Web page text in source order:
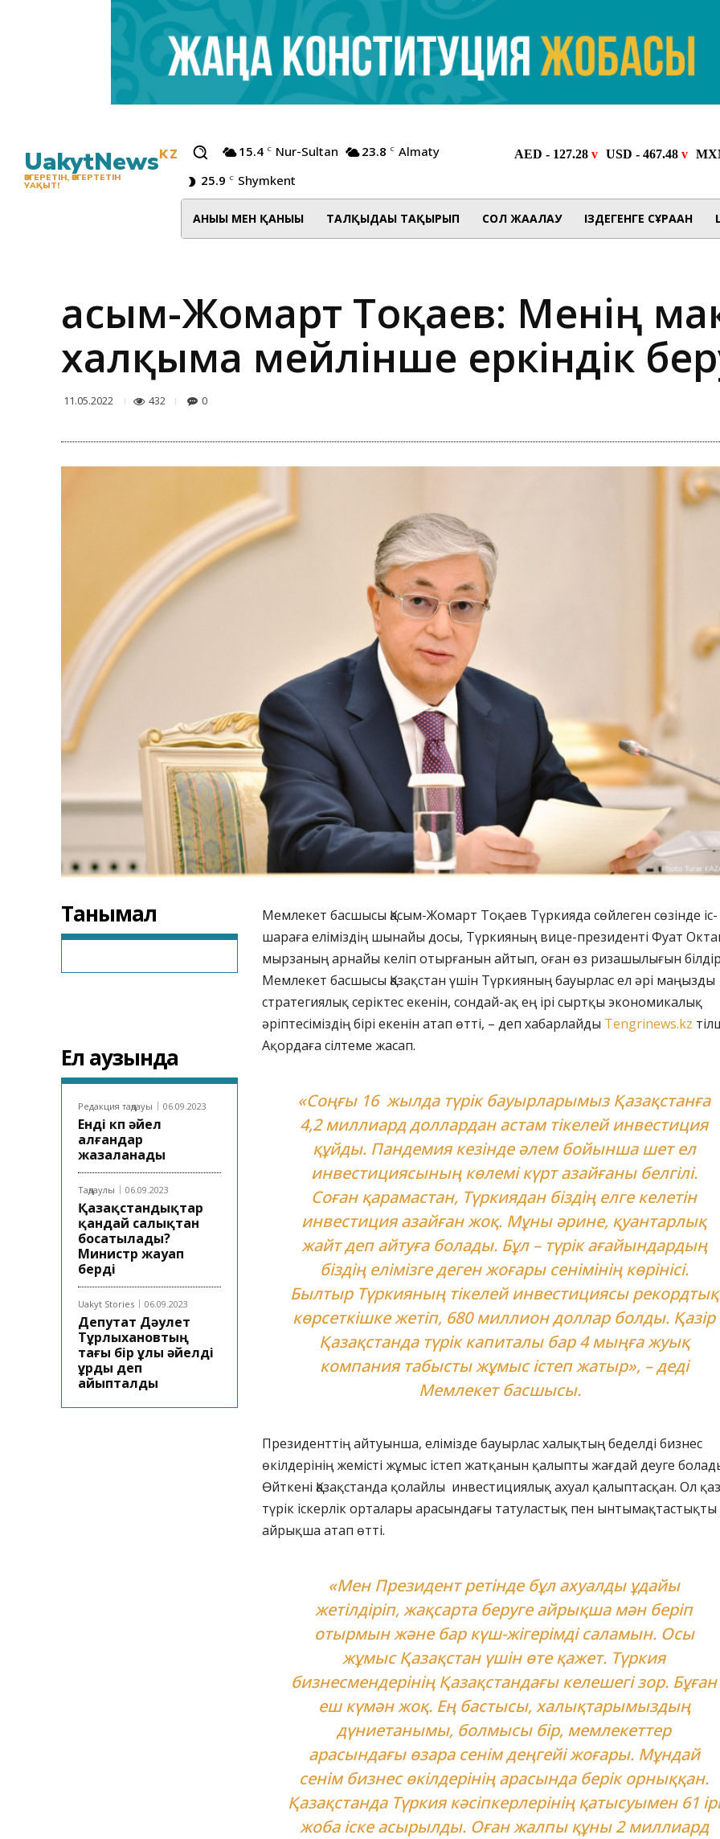
UakytNewsKZ
ӨЗГЕРЕТІН, ӨЗГЕРТЕТІН
УАҚЫТ!
15.4 C Nur-Sultan 23.8 C Almaty
25.9 C Shymkent
АНЫҒЫ МЕН ҚАНЫҒЫ ТАЛҚЫДАҒЫ ТАҚЫРЫП СОЛ ЖАҒАЛАУ ІЗДЕГЕНГЕ СҰРАҒАН
Қасым-Жомарт Тоқаев: Менің
халқыма мейлінше еркіндік
11.05.2022 432 0
Танымал
Ел аузында
Редакция таңдауы 06.09.2023
Енді көп әйел
алғандар
жазаланады
Таңдаулы 06.09.2023
Қазақстандықтар
қандай салықтан
босатылады?
Министр жауап
берді
Uakyt Stories 06.09.2023
Депутат Дәулет
Тұрлыхановтың
тағы бір ұлы әйелді
ұрды деп
айыпталды
Мемлекет басшысы Қасым-Жомарт Тоқаев Түркияда сөйлеген сөзінде іс-
шараға еліміздің шынайы досы, Түркияның вице-президенті Фуат
мырзаның арнайы келіп отырғанын айтып, оған өз ризашылығын
Мемлекет басшысы Қазақстан үшін Түркияның бауырлас ел әрі маңызды
стратегиялық серіктес екенін, сондай-ақ ең ірі сыртқы экономикалық
әріптесіміздің бірі екенін атап өтті, – деп хабарлайды Tengrinews.kz
Ақордаға сілтеме жасап.
«Соңғы 16 жылда түрік бауырларымыз Қазақстанға
4,2 миллиард доллардан астам тікелей инвестиция
құйды. Пандемия кезінде әлем бойынша шет ел
инвестициясының көлемі күрт азайғаны белгілі.
Соған қарамастан, Түркиядан біздің елге келетін
инвестиция азайған жоқ. Мұны әрине, қуантарлық
жайт деп айтуға болады. Бұл – түрік ағайындардың
біздің елімізге деген жоғары сенімінің көрінісі.
Былтыр Түркияның тікелей инвестициясы рекордтық
көрсеткішке жетіп, 680 миллион доллар болды. Қазір
Қазақстанда түрік капиталы бар 4 мыңға жуық
компания табысты жұмыс істеп жатыр», – деді
Мемлекет басшысы.
Президенттің айтуынша, елімізде бауырлас халықтың беделді бизнес
өкілдерінің жемісті жұмыс істеп жатқанын қалыпты жағдай деуге
Өйткені Қазақстанда қолайлы инвестициялық ахуал қалыптасқан. Ол
түрік іскерлік орталары арасындағы татуластық пен ынтымақтастықты
айрықша атап өтті.
«Мен Президент ретінде бұл ахуалды ұдайы
жетілдіріп, жақсарта беруге айрықша мән беріп
отырмын және бар күш-жігерімді саламын. Осы
жұмыс Қазақстан үшін өте қажет. Түркия
бизнесмендерінің Қазақстандағы келешегі зор. Бұған
еш күмән жоқ. Ең бастысы, халықтарымыздың
дүниетанымы, болмысы бір, мемлекеттер
арасындағы өзара сенім деңгейі жоғары. Мұндай
сенім бизнес өкілдерінің арасында берік орныққан.
Қазақстанда Түркия кәсіпкерлерінің қатысуымен 61 ірі
жоба іске асырылды. Оған жалпы құны 2 миллиард